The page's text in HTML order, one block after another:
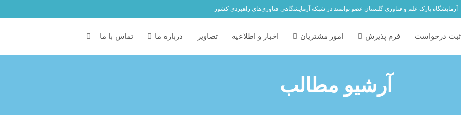
آزمایشگاه پارک علم و فناوری گلستان عضو توانمند در شبکه آزمایشگاهی فناوری‌های راهبردی کشور
ثبت درخواست فرم پذیرش امور مشتریان اخبار و اطلاعیه تصاویر درباره ما تماس با ما
آرشیو مطالب